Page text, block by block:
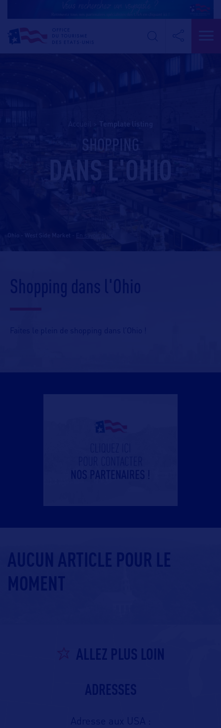
Accueil template listing
SHOPPING
DANS L'OHIO
Ohio - West Side Market
Shopping dans l'Ohio
Faites le plein de shopping dans l’Ohio !
AUCUN ARTICLE POUR LE
ALLEZ PLUS LOIN
ADRESSES
Adresse aux USA :